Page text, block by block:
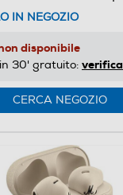
IN NEGOZIO
disponibile
30' gratuito: verifica
CERCA NEGOZIO